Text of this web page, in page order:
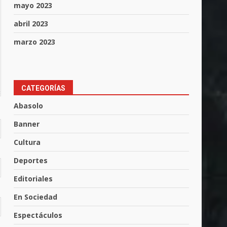
mayo 2023
abril 2023
marzo 2023
CATEGORÍAS
Abasolo
Banner
Cultura
Deportes
Editoriales
En Sociedad
Espectáculos
3
motociclista en Yuriria
Cárdenas, “El Puma”